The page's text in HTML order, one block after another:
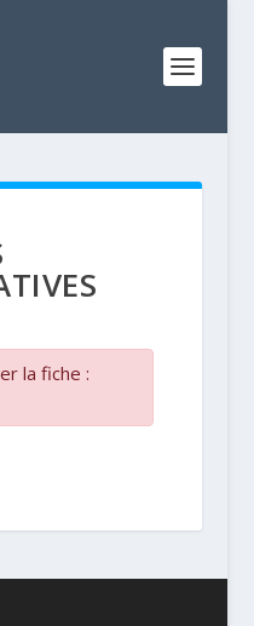
la fiche :